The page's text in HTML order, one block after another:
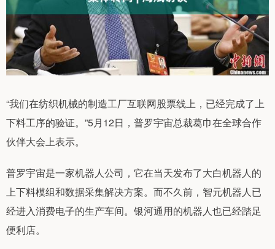
“我们在纺织机械的制造工厂互联网股票线上，已经完成了上
下料工序的验证。”5月12日，普罗宇宙总裁葛巾在全球合作
伙伴大会上表示。
普罗宇宙是一家机器人公司，它在当天发布了大白机器人的
上下料模组和数据采集解决方案。而不久前，智元机器人已
经进入消费电子的生产车间。银河通用的机器人也已经踏足
便利店。